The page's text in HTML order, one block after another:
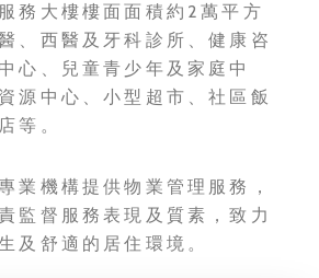
務大樓樓面面積約2萬平方
、西醫及牙科診所、健康咨
心、兒童青少年及家庭中
源中心、小型超市、社區飯
等。
業機構提供物業管理服務，
監督服務表現及質素，致力
及舒適的居住環境。